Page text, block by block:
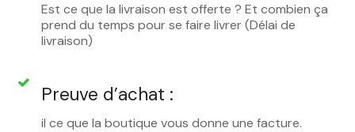
Est ce que la livraison est offerte ? Et combien ça
prend du temps pour se faire livrer (Délai de
livraison)
Preuve d’achat :
il ce que la boutique vous donne une facture.